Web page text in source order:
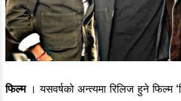
फिल्म। यसवर्षको अन्त्यमा रिलिज हुने फिल्म